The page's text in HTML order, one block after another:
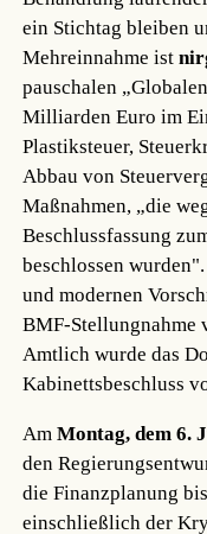
ein Stichtag bleiben
Mehreinnahme ist
pauschalen
Milliarden Euro im
Plastiksteuer,
Abbau von
Maßnahmen, „die
Beschlussfassung
beschlossen
und modernen
BMF-Stellungnahme
Amtlich wurde das
Kabinettsbeschluss
AmMontag, dem 6.
den
die Finanzplanung
einschließlich der